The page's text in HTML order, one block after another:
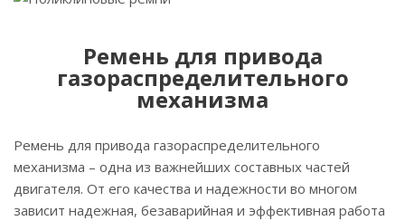
Ремень для привода
газораспределительного
механизма
Ремень для привода газораспределительного
механизма – одна из важнейших составных частей
двигателя. От его качества и надежности во многом
зависит надежная, безаварийная и эффективная работа